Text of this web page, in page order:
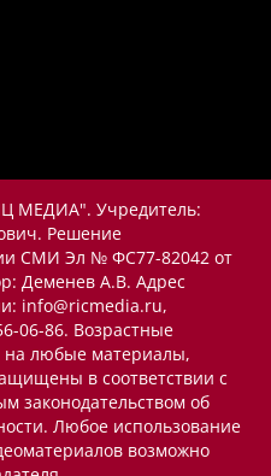
МЕДИА". Учредитель:
Решение
СМИ Эл № ФС77-82042 от
Деменев А.В. Адрес
info@ricmedia.ru,
06-86. Возрастные
на любые материалы,
в соответствии с
законодательством об
Любое использование
возможно